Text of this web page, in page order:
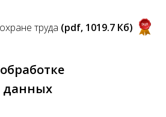
труда (pdf, 1019.7 Кб)
данных